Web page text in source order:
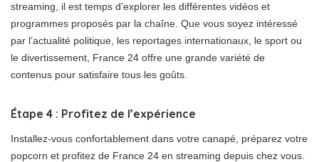
streaming, il est temps d’explorer les différentes vidéos et
programmes proposés par la chaîne. Que vous soyez intéressé
par l’actualité politique, les reportages internationaux, le sport ou
le divertissement, France 24 offre une grande variété de
contenus pour satisfaire tous les goûts.
Étape 4 : Profitez de l’expérience
Installez-vous confortablement dans votre canapé, préparez votre
popcorn et profitez de France 24 en streaming depuis chez vous.